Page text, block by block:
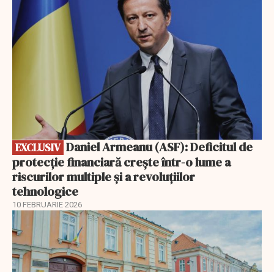
EXCLUSIV
protecție financiară crește într-o lume a
riscurilor multiple și a revoluțiilor
tehnologice
10 FEBRUARIE 2026